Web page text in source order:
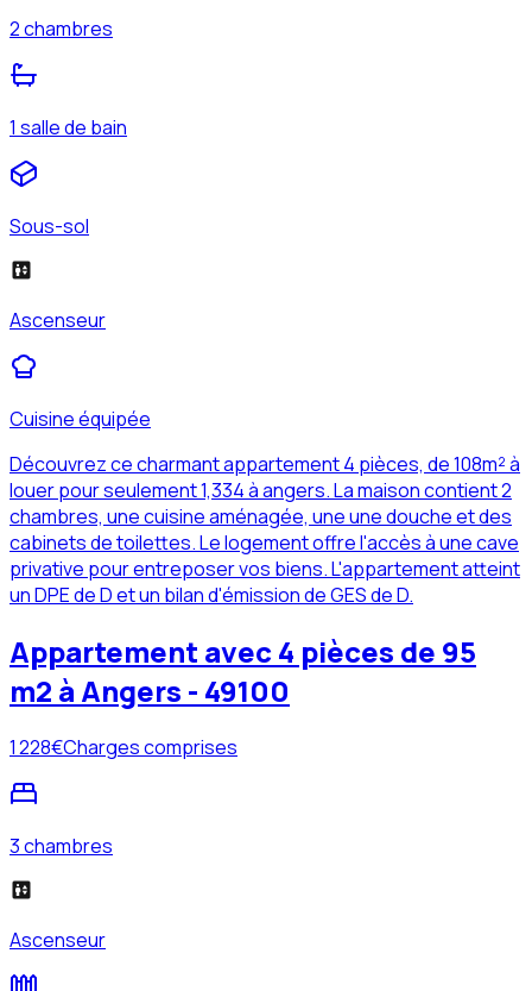
2 chambres
1 salle de bain
Sous-sol
Ascenseur
Cuisine équipée
Découvrez ce charmant appartement 4 pièces, de 108m² à
louer pour seulement 1,334 à angers. La maison contient 2
chambres, une cuisine aménagée, une une douche et des
cabinets de toilettes. Le logement offre l'accès à une cave
privative pour entreposer vos biens. L'appartement atteint
un DPE de D et un bilan d'émission de GES de D.
Appartement avec 4 pièces de 95
m2 à Angers - 49100
1 228€Charges comprises
3 chambres
Ascenseur